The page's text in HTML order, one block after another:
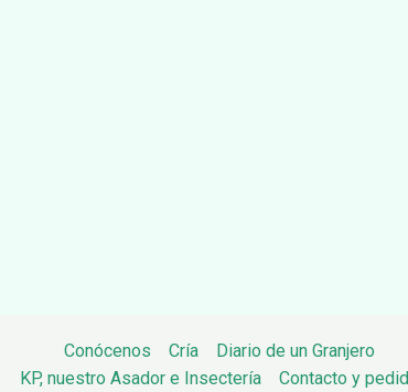
Conócenos Cría
Diario de un Granjero
KP, nuestro Asador e Insectería
Contacto y